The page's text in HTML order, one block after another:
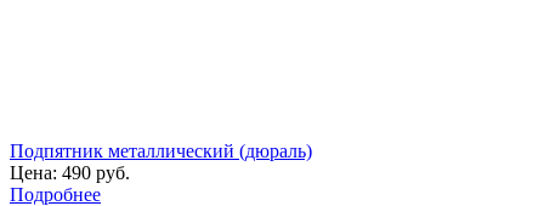
Подпятник металлический (дюраль)
Цена: 490 руб.
Подробнее